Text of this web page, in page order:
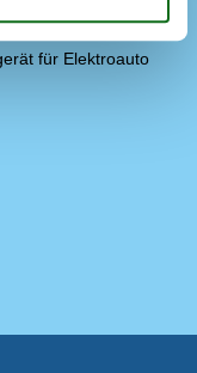
für Elektroauto